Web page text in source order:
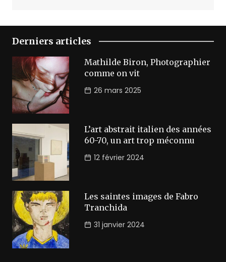
Derniers articles
Mathilde Biron, Photographier
comme on vit
26 mars 2025
L’art abstrait italien des années
60-70, un art trop méconnu
12 février 2024
Les saintes images de Fabro
Tranchida
31 janvier 2024